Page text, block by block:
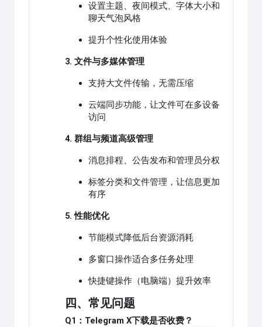
设置主题、夜间模式、字体大小和
聊天气泡风格
提升个性化使用体验
3. 文件与多媒体管理
支持大文件传输，无需压缩
云端同步功能，让文件可在多设备
访问
4. 群组与频道高级管理
消息排程、公告发布和管理员分权
标签分类和文件管理，让信息更加
有序
5. 性能优化
节能模式降低后台资源消耗
多窗口操作适合多任务处理
快捷键操作（电脑端）提升效率
四、常见问题
Q1：Telegram X下载是否收费？